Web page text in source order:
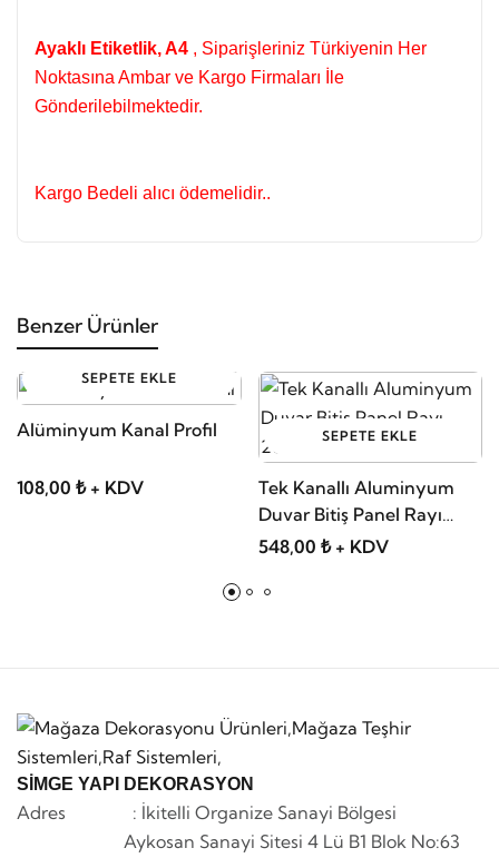
Ayaklı Etiketlik, A4 , Siparişleriniz Türkiyenin Her
Noktasına Ambar ve Kargo Firmaları İle
Gönderilebilmektedir.
Kargo Bedeli alıcı ödemelidir..
Benzer Ürünler
SEPETE EKLE
Alüminyum Kanal Profil
108,00 ₺ + KDV
SEPETE EKLE
Tek Kanallı Aluminyum
Duvar Bitiş Panel Rayı
200cm
548,00 ₺ + KDV
SİMGE YAPI DEKORASYON
Adres : İkitelli Organize Sanayi Bölgesi
Aykosan Sanayi Sitesi 4 Lü B1 Blok No:63